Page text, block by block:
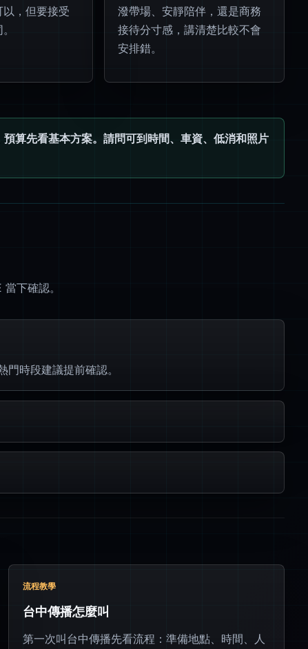
，但要接受
潑帶場、安靜陪伴，還是商務
接待分寸感，講清楚比較不會
安排錯。
算先看基本方案。請問可到時間、車資、低消和照片
下確認。
時段建議提前確認。
流程教學
台中傳播怎麼叫
第一次叫台中傳播先看流程：準備地點、時間、人